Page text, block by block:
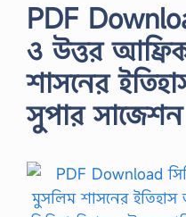
PDF
ও উত্তর
শাসনের
সুপার সাজেশন